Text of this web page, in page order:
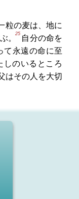
粒の麦は、地に
。
25
自分の命を
て永遠の命に至
しのいるところ
はその人を大切